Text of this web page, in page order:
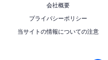
会社概要
プライバシーポリシー
当サイトの情報についての注意